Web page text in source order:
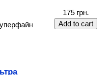
175 грн.